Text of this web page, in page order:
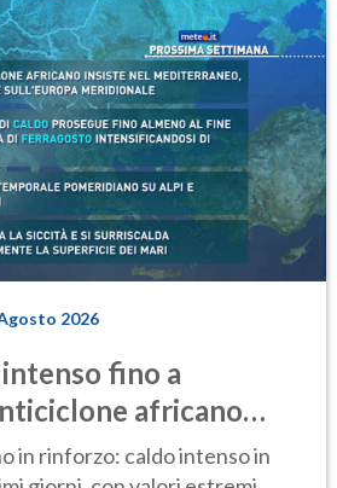
2026
fino a
africano
in rinforzo: caldo intenso in